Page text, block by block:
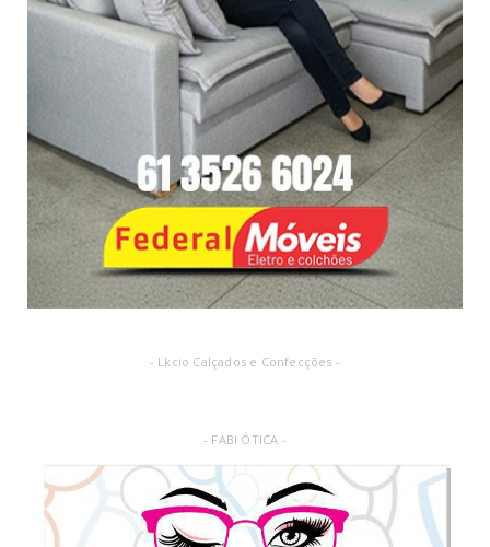
- Lkcio Calçados e Confecções -
- FABI ÓTICA -